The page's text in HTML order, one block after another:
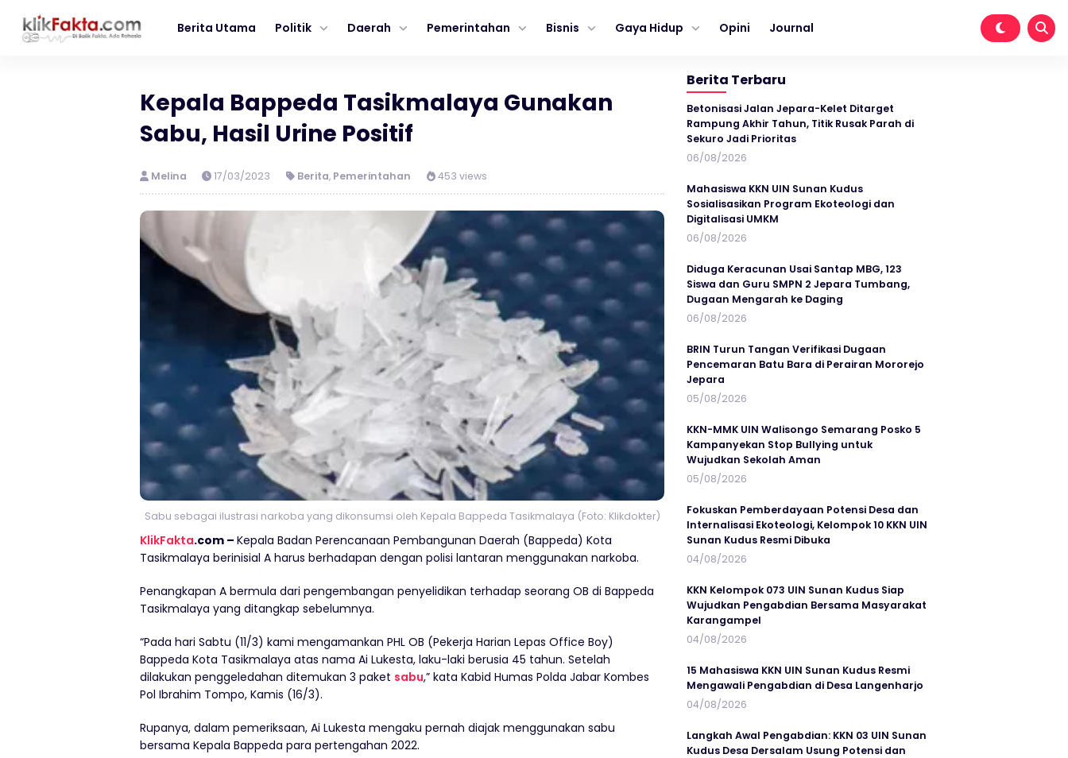
Berita Utama Politik Daerah Pemerintahan Bisnis Gaya Hidup Opini Journal
Kepala Bappeda Tasikmalaya Gunakan
Sabu, Hasil Urine Positif
Melina 17/03/2023 Berita, Pemerintahan 453 views
Sabu sebagai ilustrasi narkoba yang dikonsumsi oleh Kepala Bappeda Tasikmalaya (Foto: Klikdokter)
KlikFakta.com – Kepala Badan Perencanaan Pembangunan Daerah (Bappeda) Kota
Tasikmalaya berinisial A harus berhadapan dengan polisi lantaran menggunakan narkoba.
Penangkapan A bermula dari pengembangan penyelidikan terhadap seorang OB di Bappeda
Tasikmalaya yang ditangkap sebelumnya.
“Pada hari Sabtu (11/3) kami mengamankan PHL OB (Pekerja Harian Lepas Office Boy)
Bappeda Kota Tasikmalaya atas nama Ai Lukesta, laku-laki berusia 45 tahun. Setelah
dilakukan penggeledahan ditemukan 3 paket sabu,” kata Kabid Humas Polda Jabar Kombes
Pol Ibrahim Tompo, Kamis (16/3).
Rupanya, dalam pemeriksaan, Ai Lukesta mengaku pernah diajak menggunakan sabu
bersama Kepala Bappeda para pertengahan 2022.
Berita Terbaru
Betonisasi Jalan Jepara-Kelet Ditarget
Rampung Akhir Tahun, Titik Rusak Parah di
Sekuro Jadi Prioritas
06/08/2026
Mahasiswa KKN UIN Sunan Kudus
Sosialisasikan Program Ekoteologi dan
Digitalisasi UMKM
06/08/2026
Diduga Keracunan Usai Santap MBG, 123
Siswa dan Guru SMPN 2 Jepara Tumbang,
Dugaan Mengarah ke Daging
06/08/2026
BRIN Turun Tangan Verifikasi Dugaan
Pencemaran Batu Bara di Perairan Mororejo
Jepara
05/08/2026
KKN-MMK UIN Walisongo Semarang Posko 5
Kampanyekan Stop Bullying untuk
Wujudkan Sekolah Aman
05/08/2026
Fokuskan Pemberdayaan Potensi Desa dan
Internalisasi Ekoteologi, Kelompok 10 KKN UIN
Sunan Kudus Resmi Dibuka
04/08/2026
KKN Kelompok 073 UIN Sunan Kudus Siap
Wujudkan Pengabdian Bersama Masyarakat
Karangampel
04/08/2026
15 Mahasiswa KKN UIN Sunan Kudus Resmi
Mengawali Pengabdian di Desa Langenharjo
04/08/2026
Langkah Awal Pengabdian: KKN 03 UIN Sunan
Kudus Desa Dersalam Usung Potensi dan